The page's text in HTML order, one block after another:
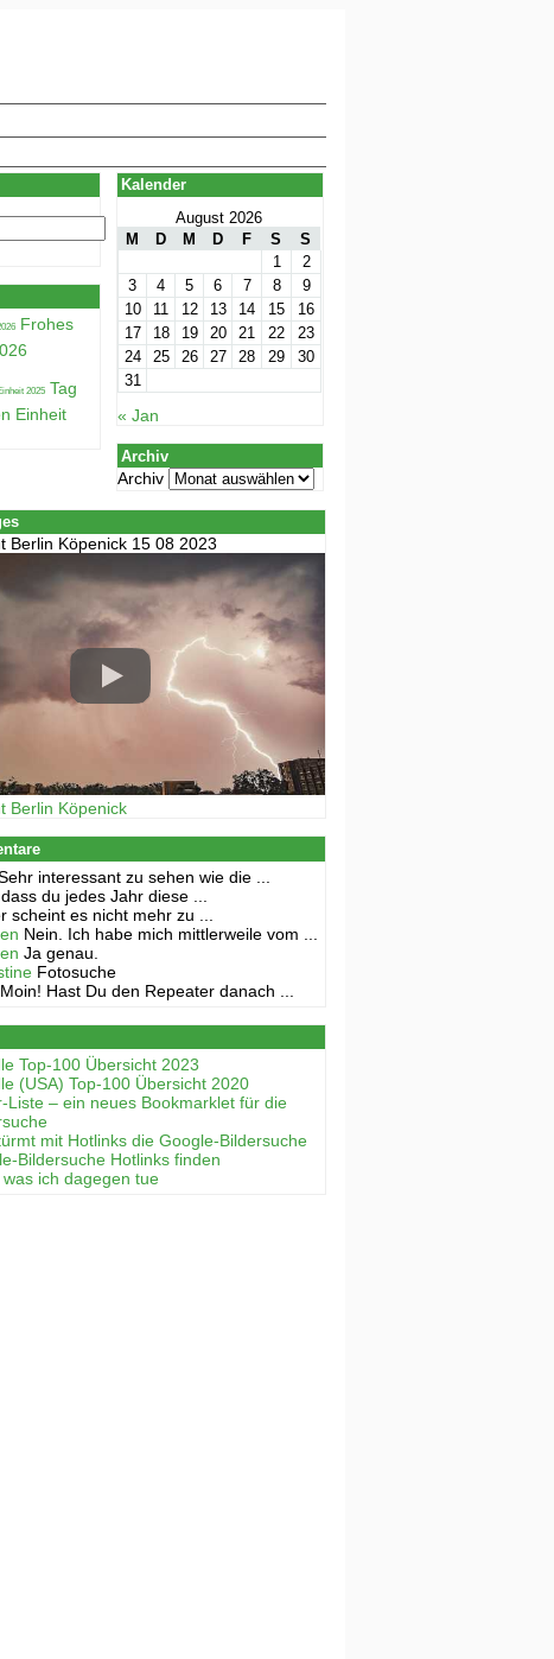
Frohes
Tag
Einheit
Kalender
August 2026
M
D M D F S
S
1
2
3
4 5 6 7 8
9
10
11 12 13 14 15
16
17
18 19 20 21 22
23
24
25 26 27 28 29
30
31
« Jan
Archiv
Archiv
Berlin Köpenick 15 08 2023
Berlin Köpenick
interessant zu sehen wie die ...
du jedes Jahr diese ...
scheint es nicht mehr zu ...
Nein. Ich habe mich mittlerweile vom ...
Ja genau.
Fotosuche
Moin! Hast Du den Repeater danach ...
Top-100 Übersicht 2023
(USA) Top-100 Übersicht 2020
Liste – ein neues Bookmarklet für die
mit Hotlinks die Google-Bildersuche
Bildersuche Hotlinks finden
ich dagegen tue